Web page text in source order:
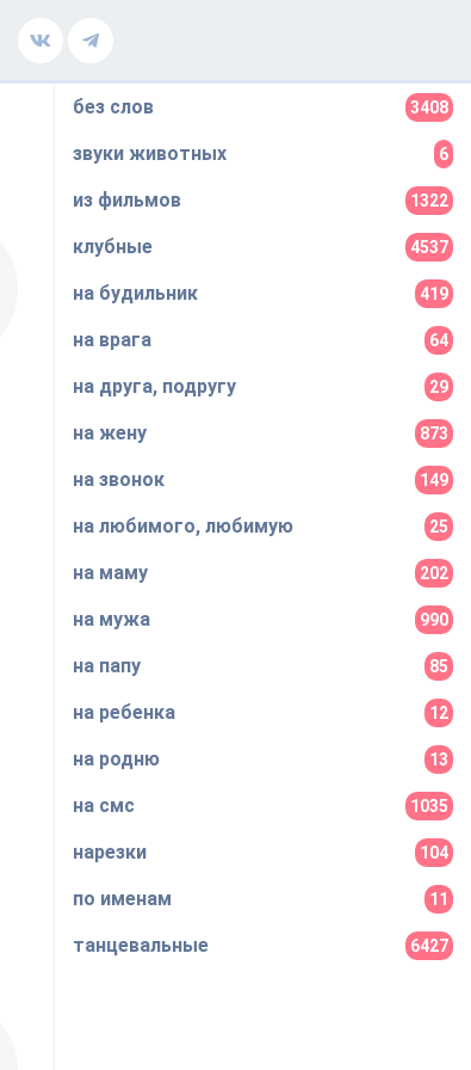
без слов 3408
звуки животных 6
из фильмов 1322
клубные 4537
на будильник 419
на врага 64
на друга, подругу 29
на жену 873
на звонок 149
на любимого, любимую 25
на маму 202
на мужа 990
на папу 85
на ребенка 12
на родню 13
на смс 1035
нарезки 104
по именам 11
танцевальные 6427